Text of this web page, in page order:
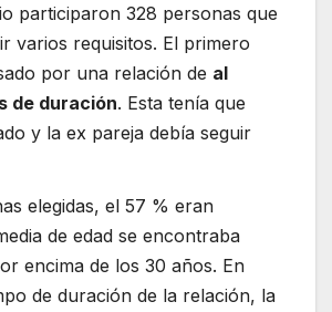
participaron 328 personas que
varios requisitos. El primero
por una relación de al
de duración. Esta tenía que
y la ex pareja debía seguir
elegidas, el 57 % eran
de edad se encontraba
encima de los 30 años. En
de duración de la relación, la